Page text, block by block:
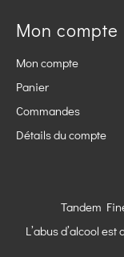
Mon compte
Mon compte
Panier
Commandes
Détails du compte
Tandem
L’abus d’alcool